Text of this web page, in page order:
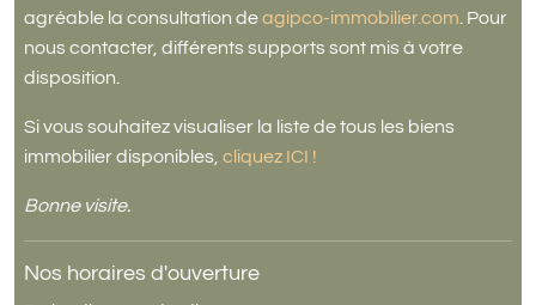
agréable la consultation deagipco-immobilier.com. Pour
nous contacter, différents supports sont mis à votre
disposition.
Si vous souhaitez visualiser la liste de tous les biens
immobilier disponibles, cliquez ICI !
Bonne visite.
Nos horaires d'ouverture